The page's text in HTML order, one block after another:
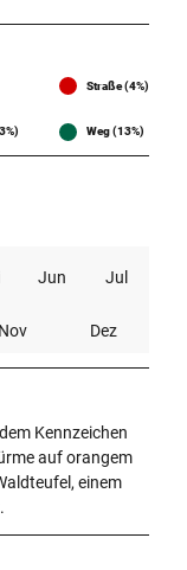
Straße (4%)
Weg (13%)
Jun Jul
Nov Dez
Kennzeichen
auf orangem
einem